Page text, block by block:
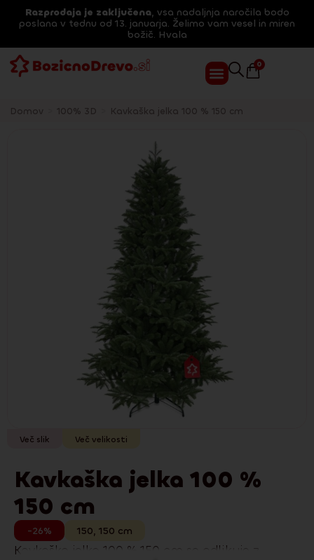
Razprodaja je zaključena, vsa nadaljnja naročila bodo
poslana v tednu od 13. januarja. Želimo vam vesel in miren
božič. Hvala
0
Domov 100% 3D Kavkaška jelka 100 % 150 cm
Več slik Več velikosti
Kavkaška jelka 100 %
150 cm
-26% 150, 150 cm
Kavkaška jelka 100 % 150 cm se odlikuje z